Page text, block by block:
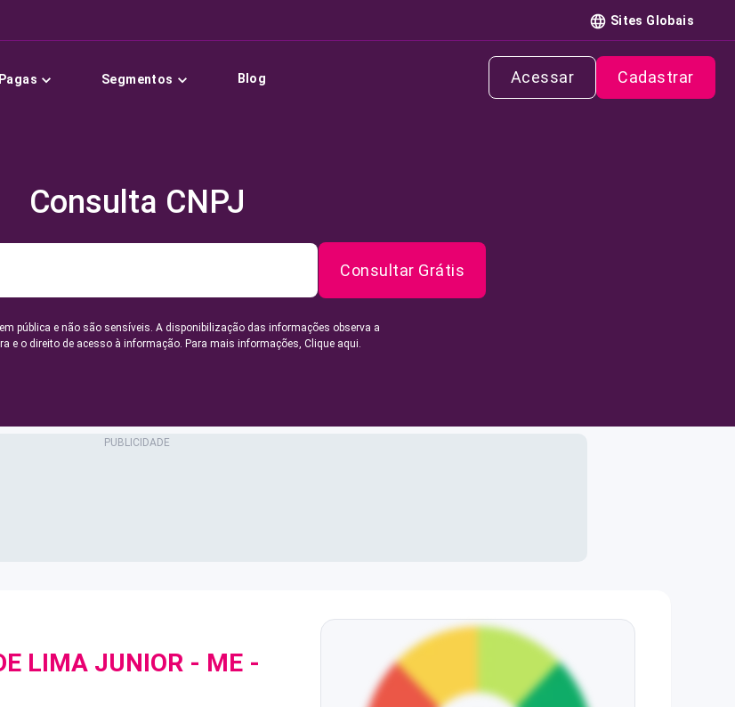
Sites Globais
Segmentos Blog Acessar Cadastrar
Consulta CNPJ
Consultar Grátis
pública e não são sensíveis. A disponibilização das informações observa a
e o direito de acesso à informação. Para mais informações, Clique aqui.
LIMA JUNIOR - ME -